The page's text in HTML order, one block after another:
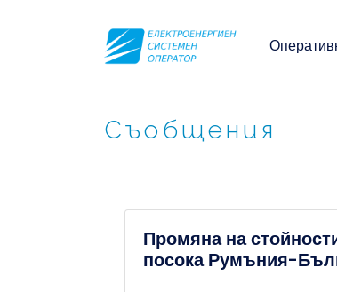
Съобщения
Промяна на
посока Румъния-